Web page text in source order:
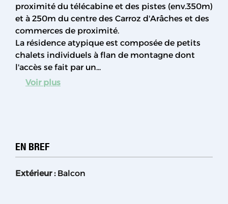
proximité du télécabine et des pistes (env.350m)
et à 250m du centre des Carroz d'Arâches et des
commerces de proximité.
La résidence atypique est composée de petits
chalets individuels à flan de montagne dont
l'accès se fait par un...
Voir plus
EN BREF
Extérieur: Balcon